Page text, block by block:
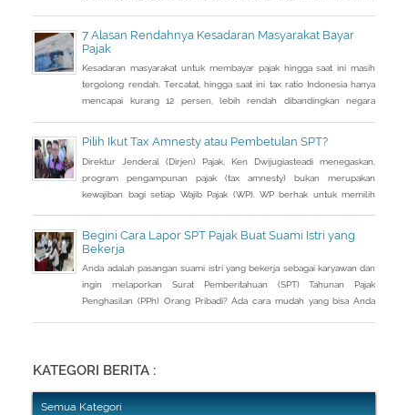
7 Alasan Rendahnya Kesadaran Masyarakat Bayar
Pajak
Kesadaran masyarakat untuk membayar pajak hingga saat ini masih
tergolong rendah. Tercatat, hingga saat ini tax ratio Indonesia hanya
mencapai kurang 12 persen, lebih rendah dibandingkan negara
Pilih Ikut Tax Amnesty atau Pembetulan SPT?
Direktur Jenderal (Dirjen) Pajak, Ken Dwijugiasteadi menegaskan,
program pengampunan pajak (tax amnesty) bukan merupakan
kewajiban bagi setiap Wajib Pajak (WP). WP berhak untuk memilih
pengusutan nilai wajar harta.
Begini Cara Lapor SPT Pajak Buat Suami Istri yang
Bekerja
Anda adalah pasangan suami istri yang bekerja sebagai karyawan dan
ingin melaporkan Surat Pemberitahuan (SPT) Tahunan Pajak
Penghasilan (PPh) Orang Pribadi? Ada cara mudah yang bisa Anda
suami atau istri
KATEGORI BERITA :
Semua Kategori